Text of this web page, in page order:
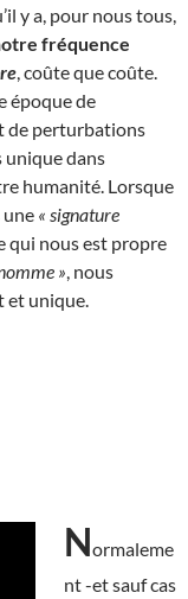
y a, pour nous tous,
fréquence
, coûte que coûte.
époque de
de perturbations
unique dans
humanité. Lorsque
une « signature
qui nous est propre
» , nous
et unique.
Normaleme
nt -et sauf cas